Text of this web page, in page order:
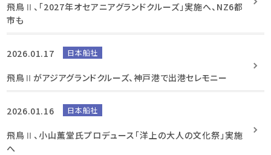
飛鳥Ⅱ、「2027年オセアニアグランドクルーズ」実施へ、NZ6都
市も
2026.01.17 日本船社
飛鳥Ⅱがアジアグランドクルーズ、神戸港で出港セレモニー
2026.01.16 日本船社
飛鳥Ⅱ、小山薫堂氏プロデュース「洋上の大人の文化祭」実施
へ